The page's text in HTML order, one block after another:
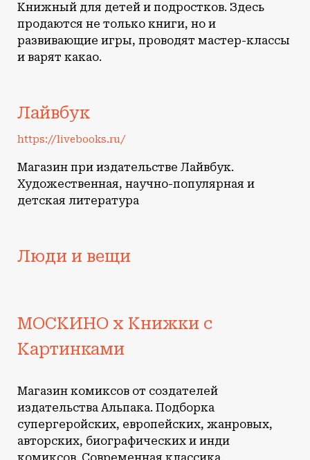
Книжный для детей и подростков. Здесь
продаются не только книги, но и
развивающие игры, проводят мастер-классы
и варят какао.
Лайвбук
https://livebooks.ru/
Магазин при издательстве Лайвбук.
Художественная, научно-популярная и
детская литература
Люди и вещи
МОСКИНО х Книжки с
Картинками
Магазин комиксов от создателей
издательства Альпака. Подборка
супергеройских, европейских, жанровых,
авторских, биографических и инди